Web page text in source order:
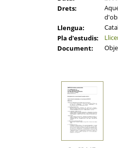
Drets:
Llengua:
Pla d'estudis:
Document: